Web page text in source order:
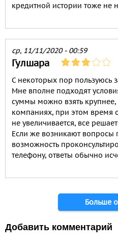
кредитной истории тоже не
ср, 11/11/2020 - 00:59
Гулшара
С некоторых пор пользуюсь
Мне вполне подходят
суммы можно взять
компаниях, при этом время
не увеличивается, все
Если же возникают вопросы
возможность
телефону, ответы обычно
Больше
Добавить комментарий